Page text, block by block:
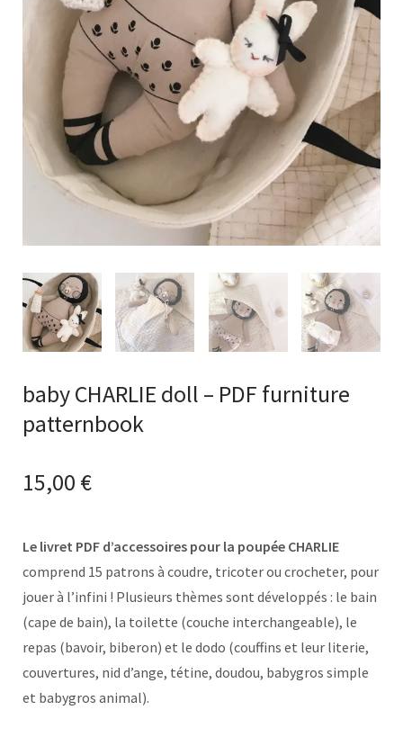
baby CHARLIE doll – PDF furniture
patternbook
15,00 €
Le livret PDF d’accessoires pour la poupée CHARLIE
comprend 15 patrons à coudre, tricoter ou crocheter, pour
jouer à l’infini ! Plusieurs thèmes sont développés : le bain
(cape de bain), la toilette (couche interchangeable), le
repas (bavoir, biberon) et le dodo (couffins et leur literie,
couvertures, nid d’ange, tétine, doudou, babygros simple
et babygros animal).